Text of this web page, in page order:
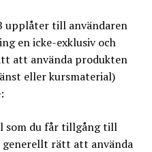
upplåter till användaren
en icke-exklusiv och
att använda produkten
eller kursmaterial)
som du får tillgång till
rätt att använda